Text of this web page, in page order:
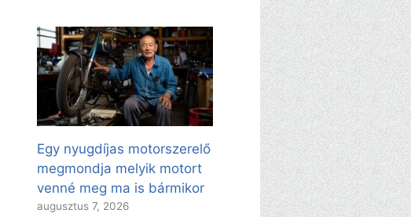
Egy nyugdíjas motorszerelő
megmondja melyik motort
venné meg ma is bármikor
augusztus 7, 2026